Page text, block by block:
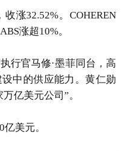
涨32.52%。COHEREN
涨超10%。
行官马修·墨菲同台，高
中的供应能力。黄仁勋
亿美元公司”。
美元。